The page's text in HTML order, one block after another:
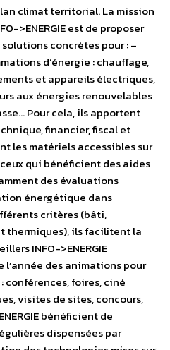
climat territorial. La mission
>ENERGIE est de proposer
concrètes pour : –
d’énergie : chauffage,
et appareils électriques,
aux énergies renouvelables
Pour cela, ils apportent
financier, fiscal et
les matériels accessibles sur
qui bénéficient des aides
des évaluations
énergétique dans
critères (bâti,
thermiques), ils facilitent la
INFO->ENERGIE
des animations pour
conférences, foires, ciné
visites de sites, concours,
bénéficient de
dispensées par